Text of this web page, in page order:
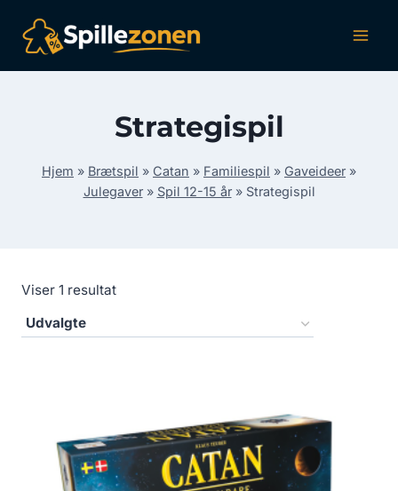
indhold
Strategispil
Hjem » Brætspil » Catan » Familiespil » Gaveideer »
Julegaver» Spil 12-15 år» Strategispil
Viser 1 resultat